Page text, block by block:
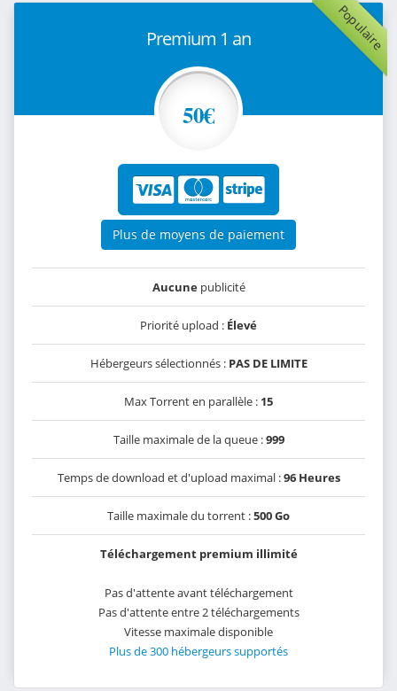
Populaire
Premium 1 an
50€
Plus de moyens de paiement
Aucunepublicité
Priorité upload : Élevé
Hébergeurs sélectionnés : PAS DE LIMITE
Max Torrent en parallèle : 15
Taille maximale de la queue :999
Temps de download et d'upload maximal :96 Heures
Taille maximale du torrent :500 Go
Téléchargement premium illimité
Pas d'attente avant téléchargement
Pas d'attente entre 2 téléchargements
Vitesse maximale disponible
Plus de 300 hébergeurs supportés